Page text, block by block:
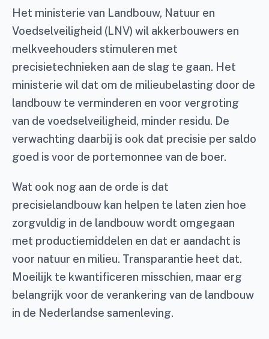
Het ministerie van Landbouw, Natuur en
Voedselveiligheid (LNV) wil akkerbouwers en
melkveehouders stimuleren met
precisietechnieken aan de slag te gaan. Het
ministerie wil dat om de milieubelasting door de
landbouw te verminderen en voor vergroting
van de voedselveiligheid, minder residu. De
verwachting daarbij is ook dat precisie per saldo
goed is voor de portemonnee van de boer.
Wat ook nog aan de orde is dat
precisielandbouw kan helpen te laten zien hoe
zorgvuldig in de landbouw wordt omgegaan
met productiemiddelen en dat er aandacht is
voor natuur en milieu. Transparantie heet dat.
Moeilijk te kwantificeren misschien, maar erg
belangrijk voor de verankering van de landbouw
in de Nederlandse samenleving.